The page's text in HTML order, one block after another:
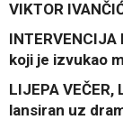
VIKTOR
koji je izvukao
LIJEPA
lansiran uz